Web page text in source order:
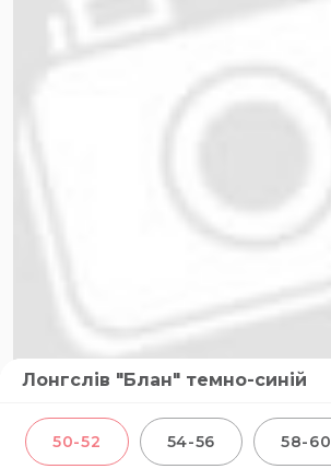
Лонгслів "Блан" темно-синій
50-52 54-56 58-60